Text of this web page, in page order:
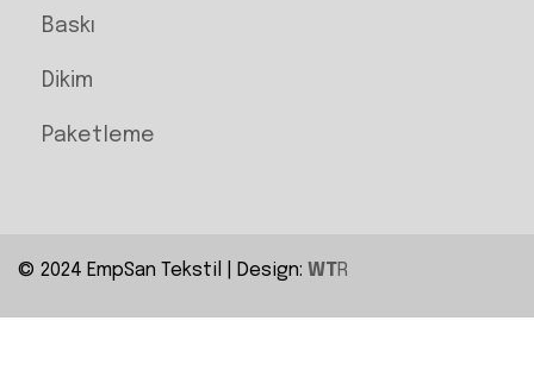
Baskı
Dikim
Paketleme
© 2024 EmpSan Tekstil | Design: WTR